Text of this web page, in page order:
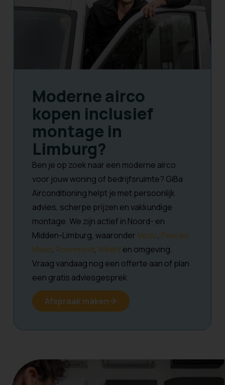
Moderne airco
kopen inclusief
montage in
Limburg?
Ben je op zoek naar een moderne airco
voor jouw woning of bedrijfsruimte? GiBa
Airconditioning helpt je met persoonlijk
advies, scherpe prijzen en vakkundige
montage. We zijn actief in Noord- en
Midden-Limburg, waaronderVenlo, Peel en
Maas, Roermond, Weerten omgeving.
Vraag vandaag nog een offerte aan of plan
een gratis adviesgesprek.
Afspraak maken